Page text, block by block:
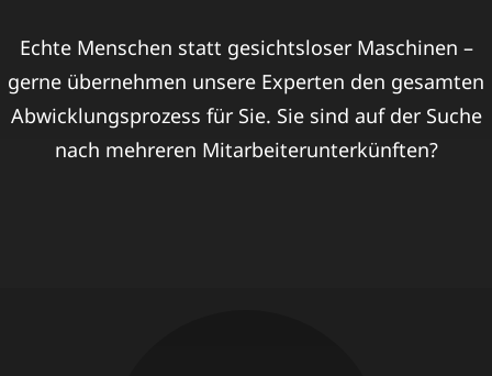
Echte Menschen statt gesichtsloser Maschinen –
gerne übernehmen unsere Experten den gesamten
Abwicklungsprozess für Sie. Sie sind auf der Suche
nach mehreren Mitarbeiterunterkünften?